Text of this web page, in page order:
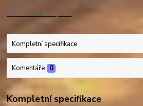
Výrobce:
NBB
Hlídat cenu / dostupnost
Kompletní specifikace
Komentáře 0
Kompletní specifikace